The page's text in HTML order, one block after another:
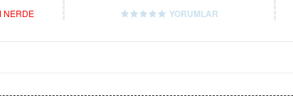
NERDE YORUMLAR